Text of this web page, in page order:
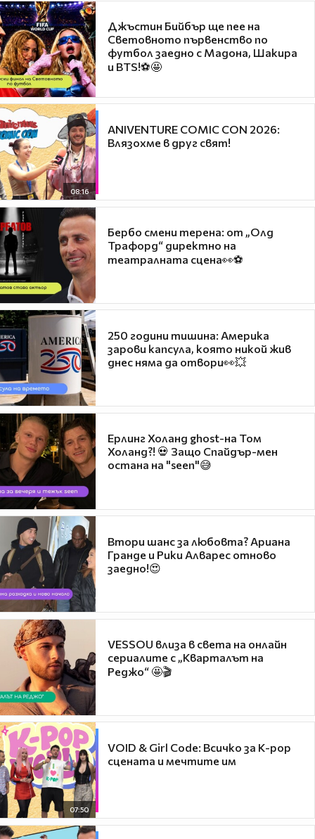
Джъстин Бийбър ще пее на
Световното първенство по
футбол заедно с Мадона, Шакира
и BTS!⚽🤩
08:16
ANIVENTURE COMIC CON 2026:
Влязохме в друг свят!
Бербо смени терена: от „Олд
Трафорд“ директно на
театралната сцена👀⚽
250 години тишина: Америка
зарови капсула, която никой жив
днес няма да отвори👀💥
Ерлинг Холанд ghost-на Том
Холанд?! 💀 Защо Спайдър-мен
остана на "seen"😅
Втори шанс за любовта? Ариана
Гранде и Рики Алварес отново
заедно!😍
VESSOU влиза в света на онлайн
сериалите с „Кварталът на
Реджо“ 🤩🎬
07:50
VOID & Girl Code: Всичко за K-pop
сцената и мечтите им